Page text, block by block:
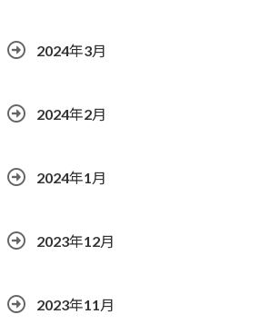
2024年3月
2024年2月
2024年1月
2023年12月
2023年11月